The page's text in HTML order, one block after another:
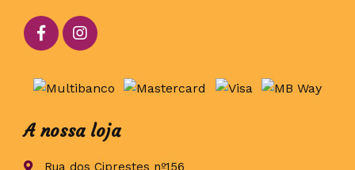
A nossa loja
Rua dos Ciprestes nº156